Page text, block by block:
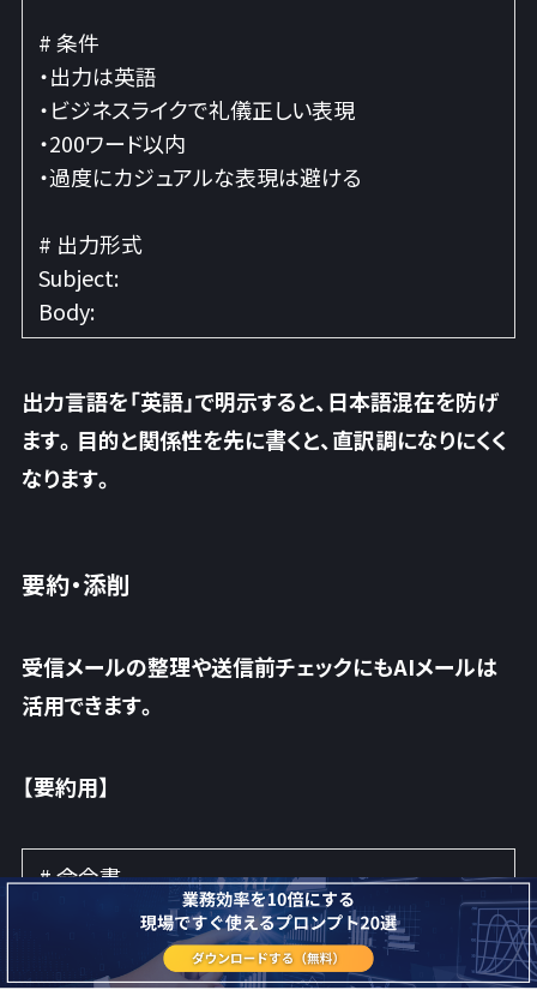
# 条件
・出力は英語
・ビジネスライクで礼儀正しい表現
・200ワード以内
・過度にカジュアルな表現は避ける
# 出力形式
Subject:
Body:
出力言語を「英語」で明示すると、日本語混在を防げ
ます。目的と関係性を先に書くと、直訳調になりにくく
なります。
要約・添削
受信メールの整理や送信前チェックにもAIメールは
活用できます。
【要約用】
# 命令書
以下のメール内容を要約してください。
# 条件